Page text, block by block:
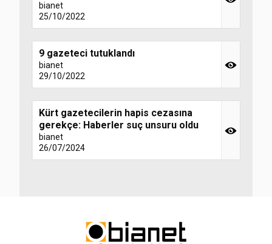
bianet
25/10/2022
9 gazeteci tutuklandı
bianet
29/10/2022
Kürt gazetecilerin hapis cezasına
gerekçe: Haberler suç unsuru oldu
bianet
26/07/2024